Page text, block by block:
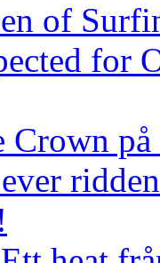
of
for
på